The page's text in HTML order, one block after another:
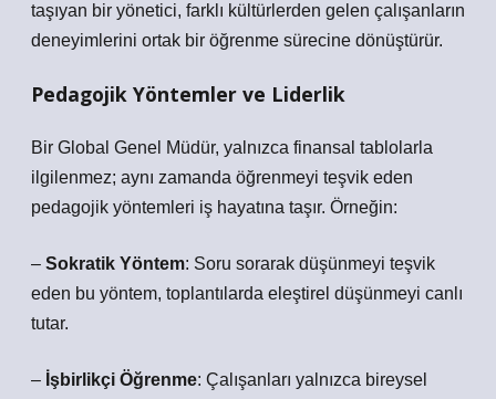
taşıyan bir yönetici, farklı kültürlerden gelen çalışanların
deneyimlerini ortak bir öğrenme sürecine dönüştürür.
Pedagojik Yöntemler ve Liderlik
Bir Global Genel Müdür, yalnızca finansal tablolarla
ilgilenmez; aynı zamanda öğrenmeyi teşvik eden
pedagojik yöntemleri iş hayatına taşır. Örneğin:
– Sokratik Yöntem: Soru sorarak düşünmeyi teşvik
eden bu yöntem, toplantılarda eleştirel düşünmeyi canlı
tutar.
– İşbirlikçi Öğrenme: Çalışanları yalnızca bireysel